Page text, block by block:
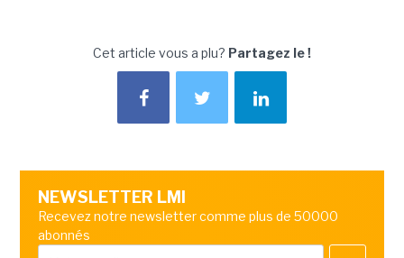
Cet article vous a plu? Partagez le !
NEWSLETTER LMI
Recevez notre newsletter comme plus de 50000
abonnés